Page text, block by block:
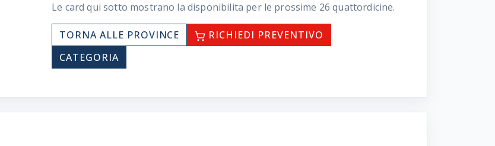
Le card qui sotto mostrano la disponibilita per le prossime 26 quattordicine.
TORNA ALLE PROVINCE
RICHIEDI PREVENTIVO
CATEGORIA